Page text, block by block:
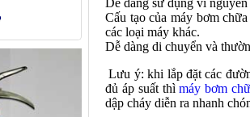
Cấu tạo của máy bơm
các loại máy khác.
Dễ dàng di chuyển và
Lưu ý: khi lắp đặt các
đủ áp suất thìmáy bơm
dập cháy diễn ra nhanh